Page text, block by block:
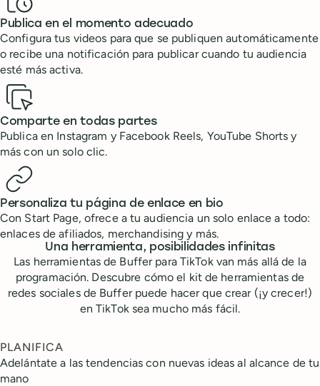
Publica en el momento adecuado
Configura tus videos para que se publiquen automáticamente
o recibe una notificación para publicar cuando tu audiencia
esté más activa.
Comparte en todas partes
Publica en Instagram y Facebook Reels, YouTube Shorts y
más con un solo clic.
Personaliza tu página de enlace en bio
Con Start Page, ofrece a tu audiencia un solo enlace a todo:
enlaces de afiliados, merchandising y más.
Una herramienta, posibilidades infinitas
Las herramientas de Buffer para TikTok van más allá de la
programación. Descubre cómo el kit de herramientas de
redes sociales de Buffer puede hacer que crear (¡y crecer!)
en TikTok sea mucho más fácil.
PLANIFICA
Adelántate a las tendencias con nuevas ideas al alcance de tu
mano